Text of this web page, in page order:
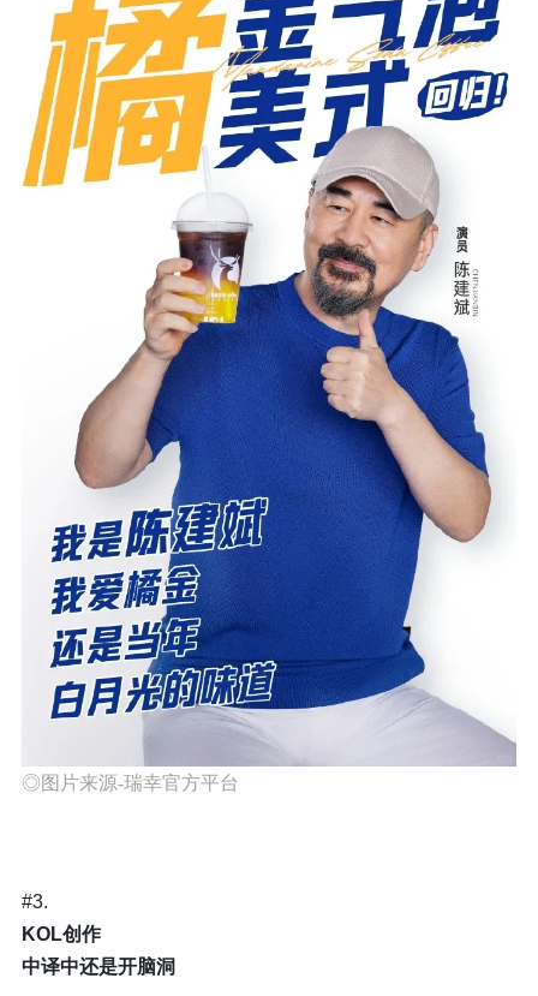
◎图片来源-瑞幸官方平台
#3.
KOL创作
中译中还是开脑洞